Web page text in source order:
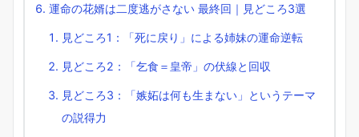
運命の花婿は二度逃がさない 最終回｜見どころ3選
見どころ1：「死に戻り」による姉妹の運命逆転
見どころ2：「乞食＝皇帝」の伏線と回収
見どころ3：「嫉妬は何も生まない」というテーマ
の説得力